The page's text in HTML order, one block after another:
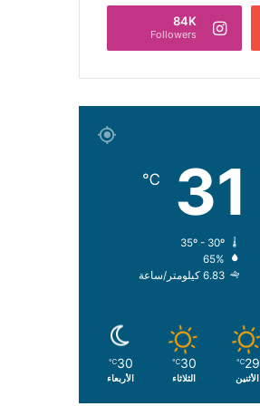
84K
Followers
31
℃
65%
6.83 كيلومتر/ساعة
29
℃
الأثنين
30
℃
الثلاثاء
30
℃
الأربعاء